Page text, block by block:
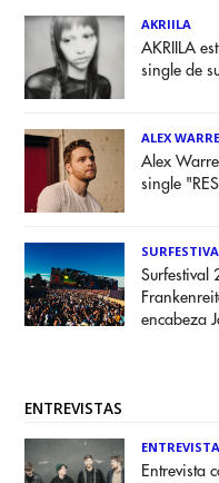
AKRIILA
AKRIILA
single de
ALEX
Alex
single
Surfestival
encabeza
ENTREVISTAS
ENTREVISTA
Entrevista